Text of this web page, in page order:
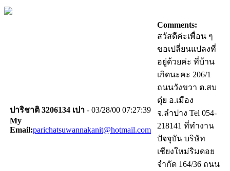
ปาริชาติ 3206134 เปา - 03/28/00 07:27:39
My
Email:parichatsuwannakanit@hotmail.com
Comments:
สวัสดีค่ะเพื่อน ๆ
ขอเปลี่ยนแปลงที่
อยู่ด้วยค่ะ ที่บ้าน
เกิดนะคะ 206/1
ถนนวังขวา ต.สบ
ตุ๋ย อ.เมือง
จ.ลำปาง Tel 054-
218141 ที่ทำงาน
ปัจจุบัน บริษัท
เชียงใหม่ริมดอย
จำกัด 164/36 ถนน